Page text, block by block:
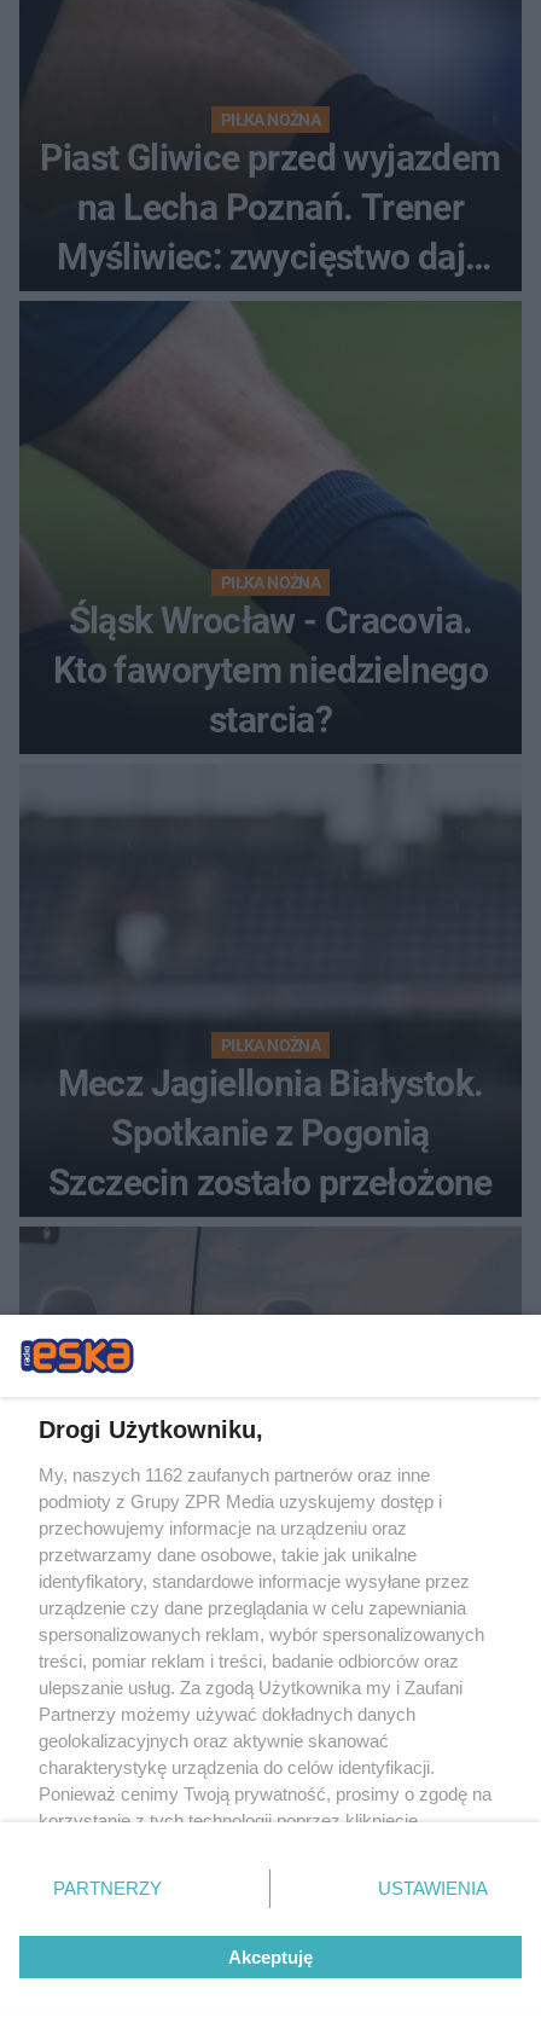
PIŁKA NOŻNA
Piast Gliwice przed wyjazdem
na Lecha Poznań. Trener
Myśliwiec: zwycięstwo daje
satysfakcję
PIŁKA NOŻNA
Śląsk Wrocław - Cracovia.
Kto faworytem niedzielnego
starcia?
PIŁKA NOŻNA
Mecz Jagiellonia Białystok.
Spotkanie z Pogonią
Szczecin zostało przełożone
Oszustwo „na lekarza” w Gdańsku.
19-latek zatrzymany w mieszkaniu
seniora
Rozbita grupa narkotykowa w
usłyszało zarzuty
Drogi Użytkowniku,
My, naszych 1162 zaufanych partnerów oraz inne
podmioty z Grupy ZPR Media uzyskujemy dostęp i
przechowujemy informacje na urządzeniu oraz
przetwarzamy dane osobowe, takie jak unikalne
identyfikatory, standardowe informacje wysyłane przez
urządzenie czy dane przeglądania w celu zapewniania
spersonalizowanych reklam, wybór spersonalizowanych
treści, pomiar reklam i treści, badanie odbiorców oraz
ulepszanie usług. Za zgodą Użytkownika my i Zaufani
Partnerzy możemy używać dokładnych danych
geolokalizacyjnych oraz aktywnie skanować
charakterystykę urządzenia do celów identyfikacji.
Ponieważ cenimy Twoją prywatność, prosimy o zgodę na
korzystanie z tych technologii poprzez kliknięcie
zmienić/wycofać klikając przycisk ustawień prywatności
znajdujący się w lewym dolnym rogu strony
rodzaje przetwarzania danych nie wymagają zgody
użytkownika, ale masz prawo sprzeciwić się takiemu
przetwarzaniu. Preferencje będą miały zastosowanie tylko
PARTNERZY USTAWIENIA
Akceptuję